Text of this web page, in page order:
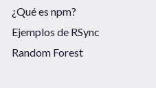
¿Qué es npm?
Ejemplos de RSync
Random Forest